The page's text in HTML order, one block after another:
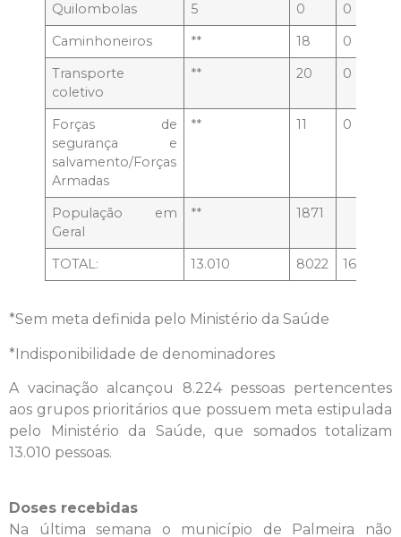
Quilombolas 5 0 0
Caminhoneiros
** 18 0
Transporte
coletivo
** 20 0
Forças de
segurança e
salvamento/Forças
Armadas
** 11 0
População em
Geral
** 1871
TOTAL: 13.010 8022 164
*Sem meta definida pelo Ministério da Saúde
*Indisponibilidade de denominadores
A vacinação alcançou 8.224 pessoas pertencentes
aos grupos prioritários que possuem meta estipulada
pelo Ministério da Saúde, que somados totalizam
13.010 pessoas.
Doses recebidas
Na última semana o município de Palmeira não